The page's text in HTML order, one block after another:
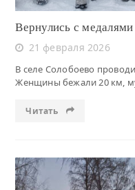
Вернулись с медалями
21 февраля 2026
В селе Солобоево
Женщины бежали 20 км,
Читать